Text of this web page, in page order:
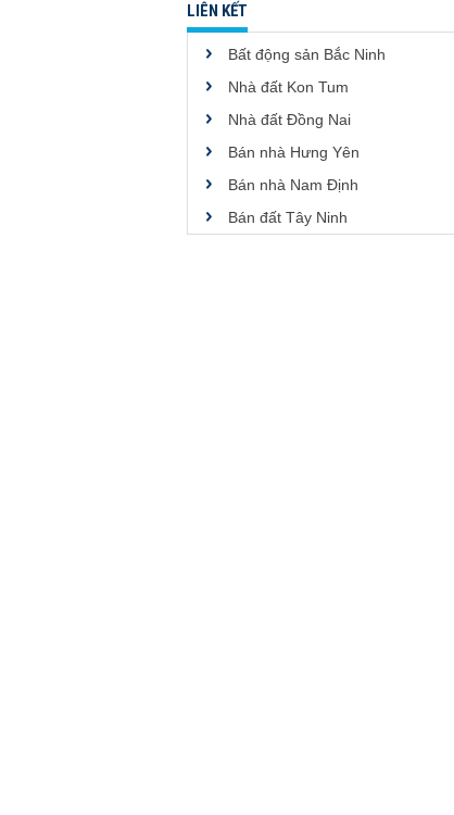
LIÊN KẾT
Bất động sản Bắc Ninh
Nhà đất Kon Tum
Nhà đất Đồng Nai
Bán nhà Hưng Yên
Bán nhà Nam Định
Bán đất Tây Ninh